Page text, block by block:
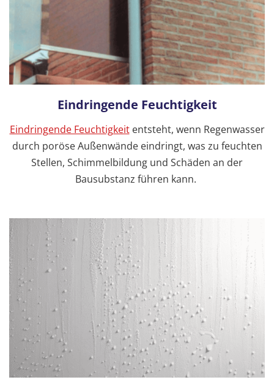
Eindringende Feuchtigkeit
Eindringende Feuchtigkeitentsteht, wenn Regenwasser
durch poröse Außenwände eindringt, was zu feuchten
Stellen, Schimmelbildung und Schäden an der
Bausubstanz führen kann.